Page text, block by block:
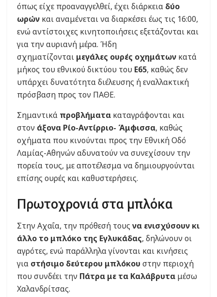
όπως είχε προαναγγελθεί, έχει διάρκεια δύο
ωρών και αναμένεται να διαρκέσει έως τις 16:00,
ενώ αντίστοιχες κινητοποιήσεις εξετάζονται και
για την αυριανή μέρα. Ήδη
σχηματίζονται μεγάλες ουρές οχημάτων κατά
μήκος του εθνικού δικτύου του Ε65, καθώς δεν
υπάρχει δυνατότητα διέλευσης ή εναλλακτική
πρόσβαση προς τον ΠΑΘΕ.
Σημαντικά προβλήματα καταγράφονται και
στον άξονα Ρίο-Αντίρριο- Άμφισσα, καθώς
οχήματα που κινούνται προς την Εθνική Οδό
Λαμίας-Αθηνών αδυνατούν να συνεχίσουν την
πορεία τους, με αποτέλεσμα να δημιουργούνται
επίσης ουρές και καθυστερήσεις.
Πρωτοχρονιά στα μπλόκα
Στην Αχαΐα, την πρόθεσή τους να ενισχύσουν κι
άλλο το μπλόκο της Εγλυκάδας, δηλώνουν οι
αγρότες, ενώ παράλληλα γίνονται και κινήσεις
για στήσιμο δεύτερου μπλόκου στην περιοχή
που συνδέει την Πάτρα με τα Καλάβρυτα μέσω
Χαλανδρίτσας.